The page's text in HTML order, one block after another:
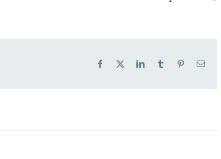
Facebook LinkedInTumblr PinterestEmail